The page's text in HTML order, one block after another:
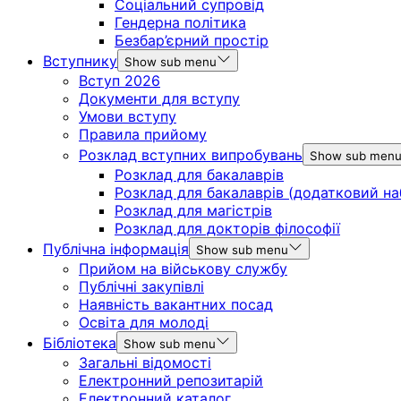
Соціальний супровід
Гендерна політика
Безбар’єрний простір
Вступнику Show sub menu
Вступ 2026
Документи для вступу
Умови вступу
Правила прийому
Розклад вступних випробувань
Show sub menu
Розклад для бакалаврів
Розклад для бакалаврів (додатковий
Розклад для магістрів
Розклад для докторів філософії
Публічна інформація
Show sub menu
Прийом на військову службу
Публічні закупівлі
Наявність вакантних посад
Освіта для молоді
Бібліотека
Show sub menu
Загальні відомості
Електронний репозитарій